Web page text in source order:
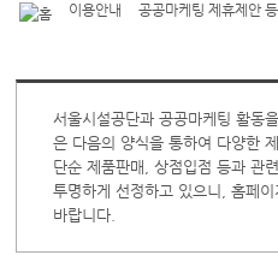
이용안내 공공마케팅 제휴제안
서울시설공단과 공공마케팅 활동
은 다음의 양식을 통하여 다양한
단순 제품판매, 상점입점 등과 관
투명하게 선정하고 있으니, 홈페
바랍니다.